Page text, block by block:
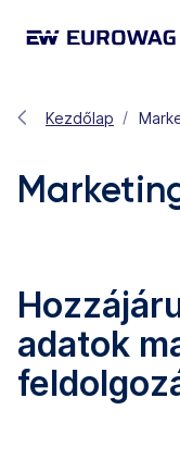
Kezdőlap
adatok